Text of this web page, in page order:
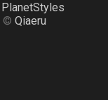
PlanetStyles
© Qiaeru